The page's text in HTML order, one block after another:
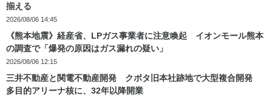
揃える
2026/08/06 14:45
《熊本地震》経産省、LPガス事業者に注意喚起 イオンモール熊本
の調査で「爆発の原因はガス漏れの疑い」
2026/08/06 12:15
三井不動産と関電不動産開発 クボタ旧本社跡地で大型複合開発
多目的アリーナ核に、32年以降開業